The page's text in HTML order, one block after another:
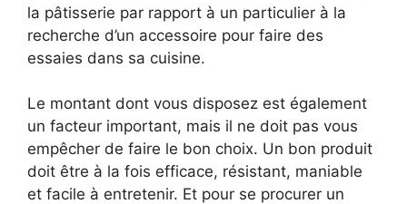
la pâtisserie par rapport à un particulier à la
recherche d’un accessoire pour faire des
essaies dans sa cuisine.
Le montant dont vous disposez est également
un facteur important, mais il ne doit pas vous
empêcher de faire le bon choix. Un bon produit
doit être à la fois efficace, résistant, maniable
et facile à entretenir. Et pour se procurer un